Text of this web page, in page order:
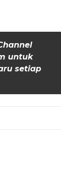
untuk
setiap